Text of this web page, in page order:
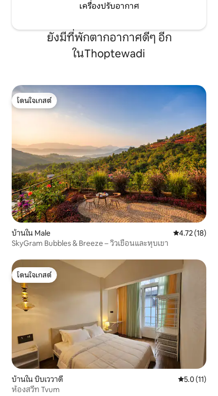
เครื่องปรับอากาศ
ยังมีที่พักตากอากาศดีๆ อีก
ในThoptewadi
โดนใจเกสต์
โดนใจเกสต์
บ้านใน Male คะแนนเฉลี่ย
4.72 (18)
SkyGram Bubbles & Breeze – วิวเขื่อนและหุบเขา
โดนใจเกสต์
โดนใจเกสต์
บ้านใน บิบเววาดี คะแนนเฉลี่ย
5.0 (11)
ห้องสวีท Tvum